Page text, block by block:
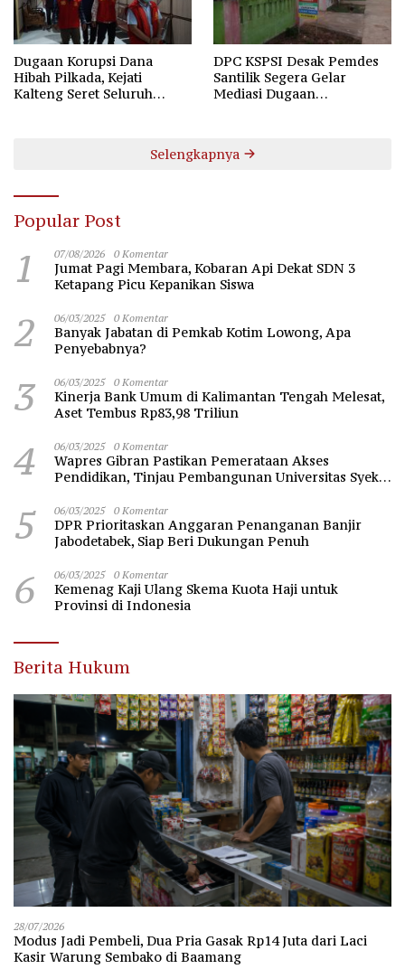
Dugaan Korupsi Dana
Hibah Pilkada, Kejati
Kalteng Seret Seluruh
DPC KSPSI Desak Pemdes
Santilik Segera Gelar
Mediasi Dugaan
Selengkapnya
Popular Post
1 07/08/2026 0 Komentar
Jumat Pagi Membara, Kobaran Api Dekat SDN 3
Ketapang Picu Kepanikan Siswa
2 06/03/2025 0 Komentar
Banyak Jabatan di Pemkab Kotim Lowong, Apa
Penyebabnya?
3 06/03/2025 0 Komentar
Kinerja Bank Umum di Kalimantan Tengah Melesat,
Aset Tembus Rp83,98 Triliun
4 06/03/2025 0 Komentar
Wapres Gibran Pastikan Pemerataan Akses
Pendidikan, Tinjau Pembangunan Universitas Syekh
5 06/03/2025 0 Komentar
DPR Prioritaskan Anggaran Penanganan Banjir
Jabodetabek, Siap Beri Dukungan Penuh
6 06/03/2025 0 Komentar
Kemenag Kaji Ulang Skema Kuota Haji untuk
Provinsi di Indonesia
Berita Hukum
28/07/2026
Modus Jadi Pembeli, Dua Pria Gasak Rp14 Juta dari Laci
Kasir Warung Sembako di Baamang